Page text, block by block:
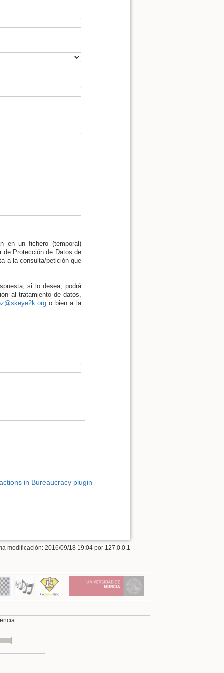
en un fichero (temporal)
de Protección de Datos de
a la consulta/petición que
si lo desea, podrá
al tratamiento de datos,
o bien a la
in Bureaucracy plugin -
modificación: 2016/09/18 19:04 por 127.0.0.1